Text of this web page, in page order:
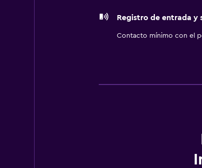
Registro de entrada y
Contacto mínimo con el